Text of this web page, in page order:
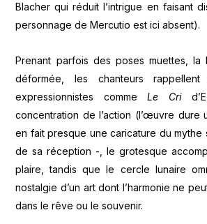
Blacher qui réduit l’intrigue en faisant
personnage de Mercutio est ici absent).
Prenant parfois des poses muettes,
déformée, les chanteurs rappellent
expressionnistes commeLe Cri
concentration de l’action (l’œuvre dure
en fait presque une caricature du mythe
de sa réception -, le grotesque
plaire, tandis que le cercle lunaire
nostalgie d’un art dont l’harmonie ne
dans le rêve ou le souvenir.